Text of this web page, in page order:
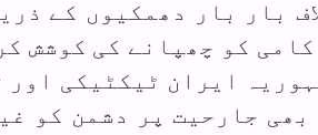
بار بار دھمکیوں کے
کو چھپانے کی کوشش
ایران ٹیکٹیکی
بھی جارحیت پر دشمن کو